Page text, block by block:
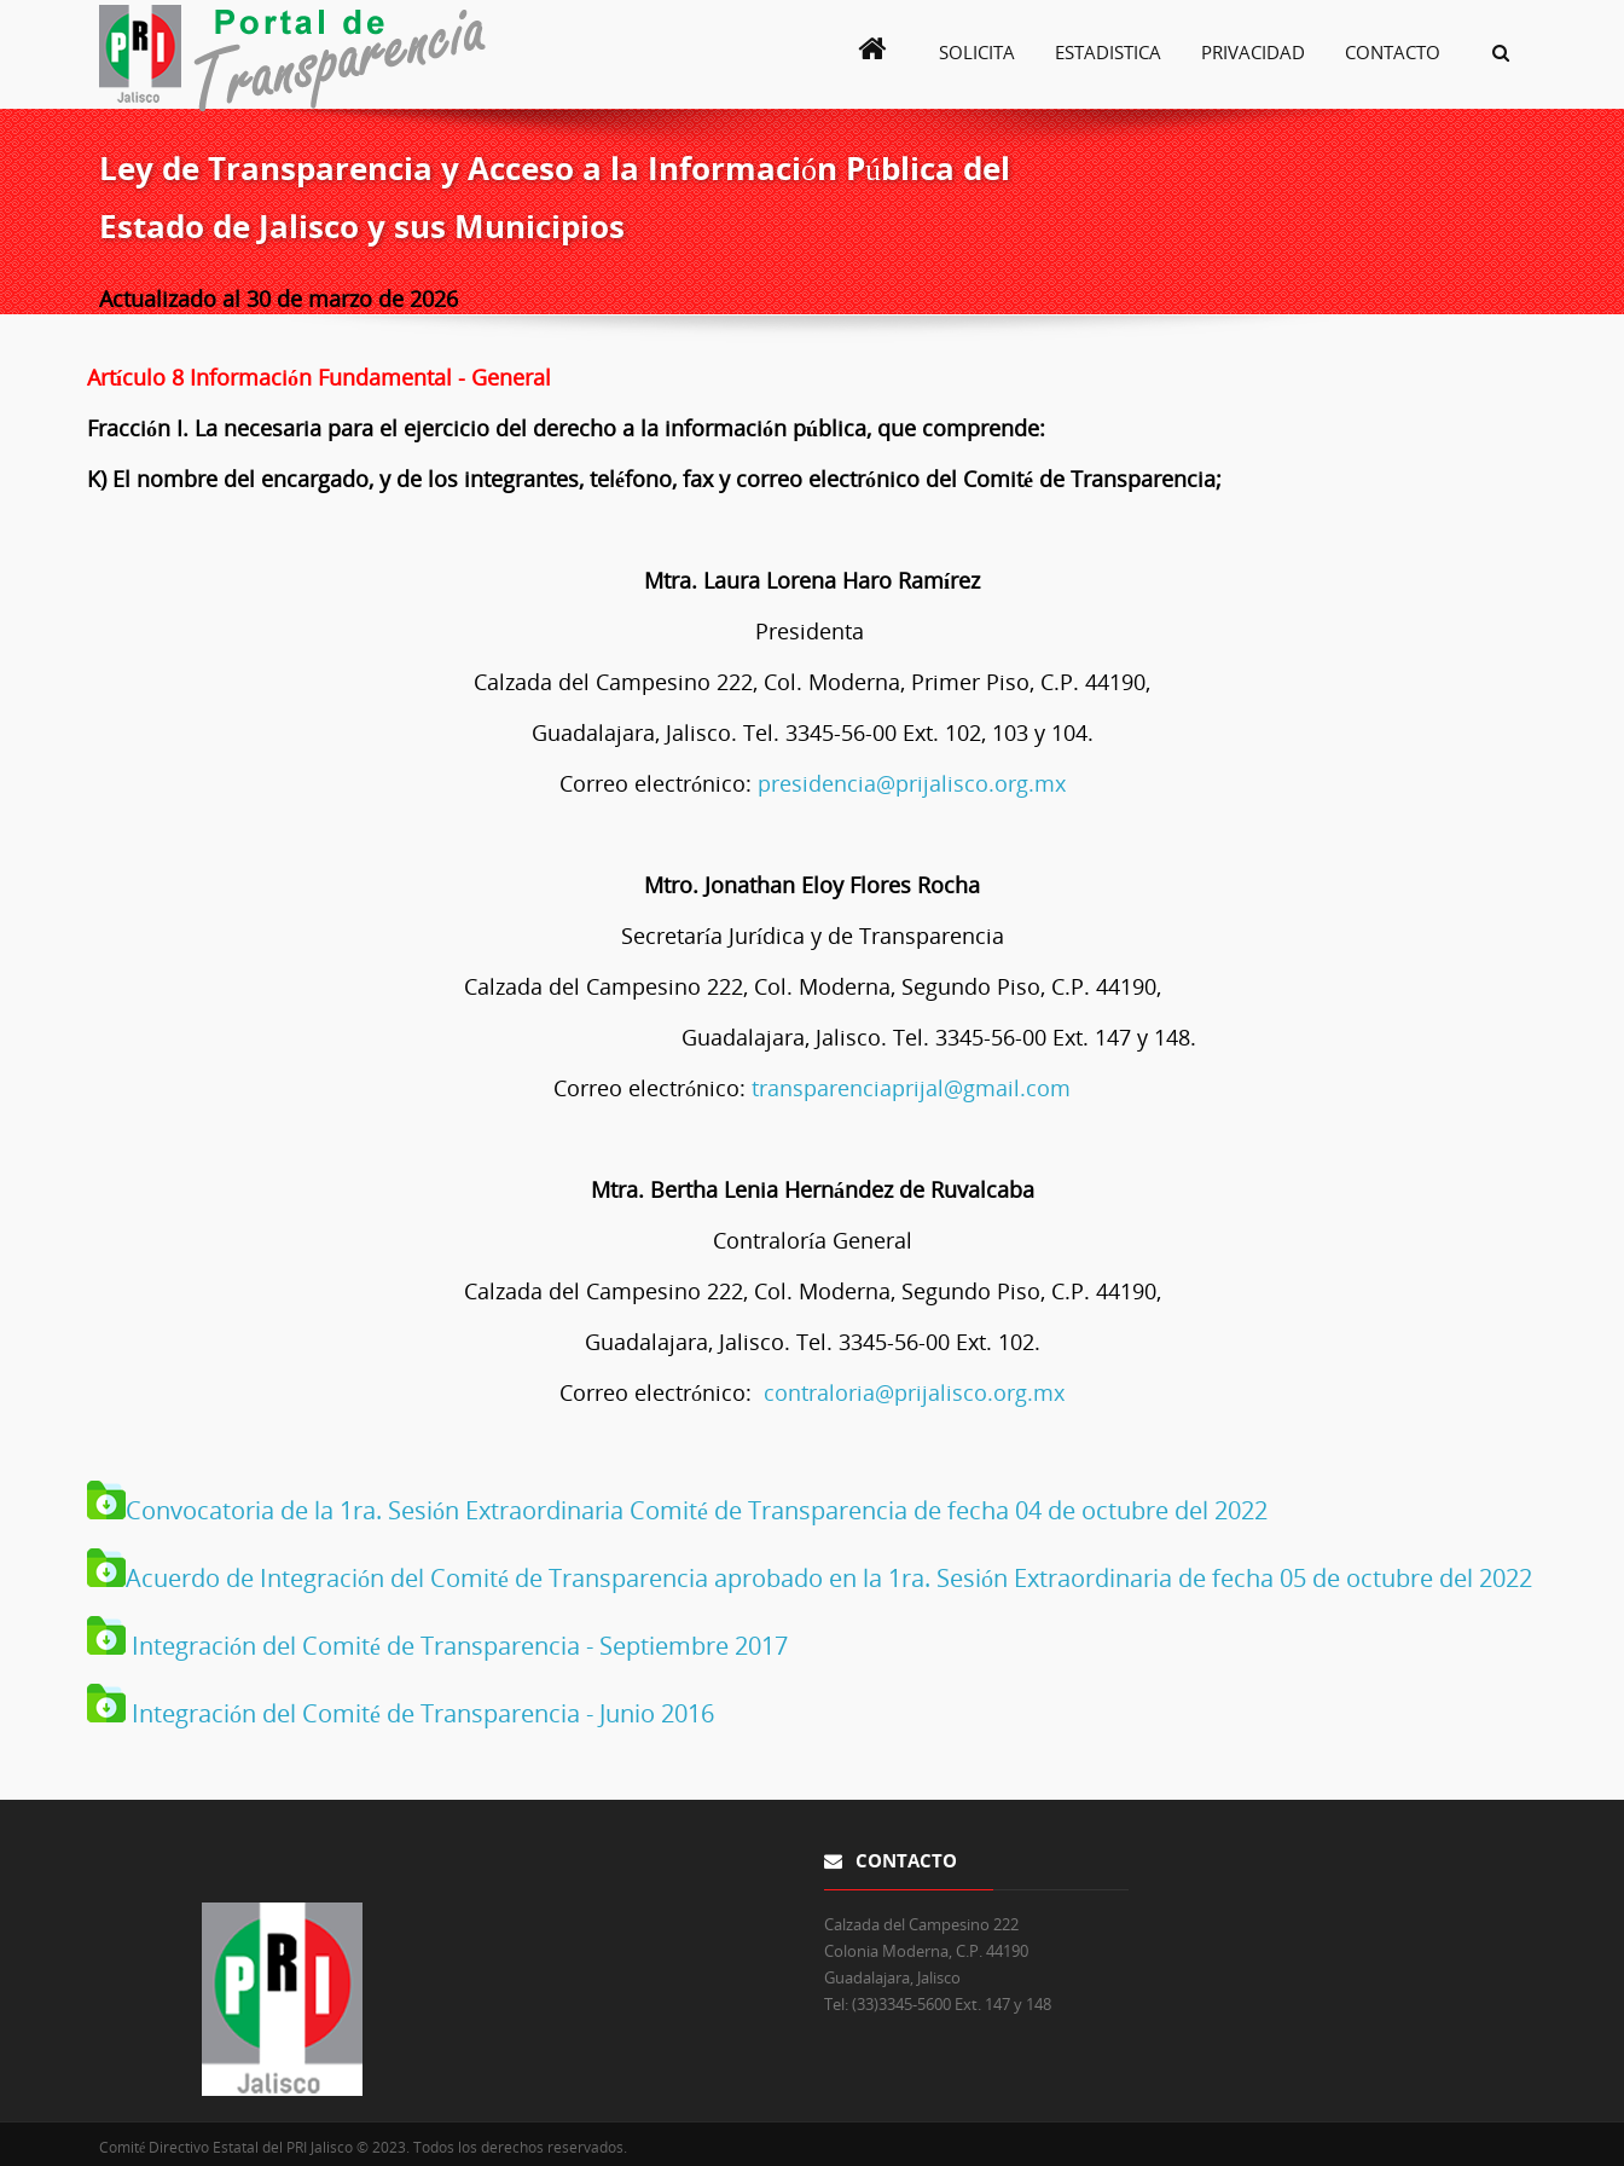
SOLICITA ESTADISTICA PRIVACIDAD CONTACTO
Ley de Transparencia y Acceso a la Información Pública del
Estado de Jalisco y sus Municipios
Actualizado al 30 de marzo de 2026
Artículo 8 Información Fundamental - General
Fracción I. La necesaria para el ejercicio del derecho a la información pública, que comprende:
K) El nombre del encargado, y de los integrantes, teléfono, fax y correo electrónico del Comité de Transparencia;
Mtra. Laura Lorena Haro Ramírez
Presidenta
Calzada del Campesino 222, Col. Moderna, Primer Piso, C.P. 44190,
Guadalajara, Jalisco. Tel. 3345-56-00 Ext. 102, 103 y 104.
Correo electrónico: presidencia@prijalisco.org.mx
Mtro. Jonathan Eloy Flores Rocha
Secretaría Jurídica y de Transparencia
Calzada del Campesino 222, Col. Moderna, Segundo Piso, C.P. 44190,
Guadalajara, Jalisco. Tel. 3345-56-00 Ext. 147 y 148.
Correo electrónico: transparenciaprijal@gmail.com
Mtra. Bertha Lenia Hernández de Ruvalcaba
Contraloría General
Calzada del Campesino 222, Col. Moderna, Segundo Piso, C.P. 44190,
Guadalajara, Jalisco. Tel. 3345-56-00 Ext. 102.
Correo electrónico: contraloria@prijalisco.org.mx
Convocatoria de la 1ra. Sesión Extraordinaria Comité de Transparencia de fecha 04 de octubre del 2022
Acuerdo de Integración del Comité de Transparencia aprobado en la 1ra. Sesión Extraordinaria de fecha 05 de octubre del 2022
Integración del Comité de Transparencia - Septiembre 2017
Integración del Comité de Transparencia - Junio 2016
CONTACTO
Calzada del Campesino 222
Colonia Moderna, C.P. 44190
Guadalajara, Jalisco
Tel:(33)3345-5600 Ext. 147 y 148
Comité Directivo Estatal del PRI Jalisco © 2023. Todos los derechos reservados.